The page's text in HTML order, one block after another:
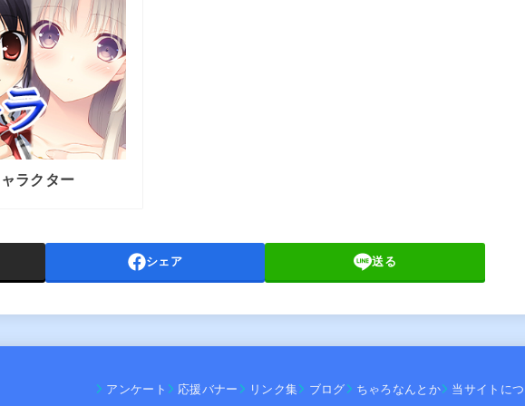
ラクター
シェア 送る
アンケート 応援バナー リンク集 ブログ ちゃろなんとか 当サイトに